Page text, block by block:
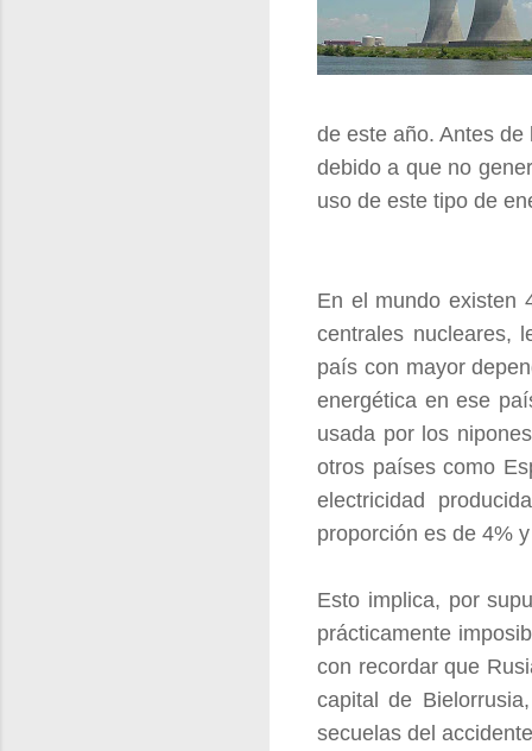
de este año. Antes
debido a que no
uso de este tipo de
En el mundo existen
centrales nucleares,
país con mayor
energética en ese
usada por los
otros países como
electricidad
proporción es de 4%
Esto implica, por
prácticamente
con recordar que
capital de
secuelas del